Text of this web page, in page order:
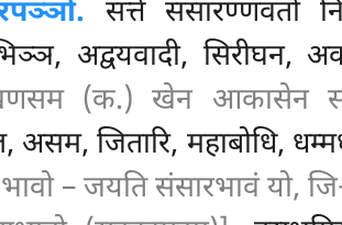
सत्ते संसारण्णवतो
अद्वयवादी, सिरीघन,
(क.) खेन आकासेन
जितारि, महाबोधि,
– जयति संसारभावं यो,